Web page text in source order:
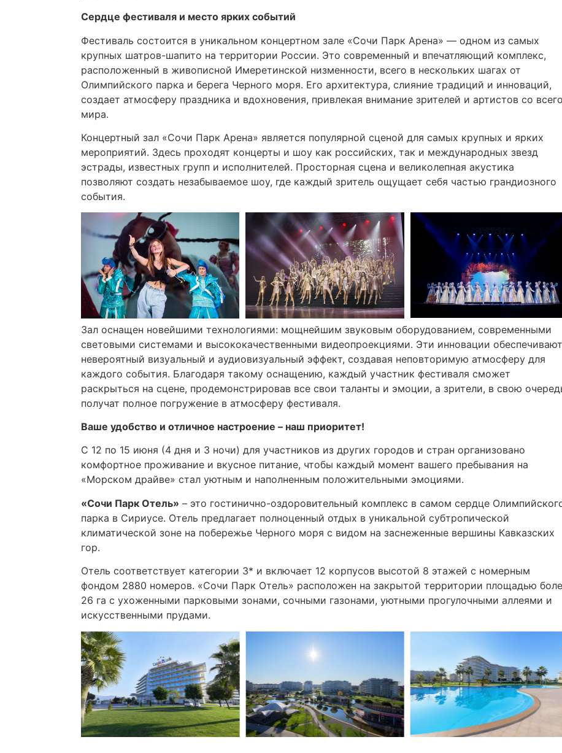
Сердце фестиваля и место ярких событий
Фестиваль состоится в уникальном концертном зале «Сочи Парк Арена» — одном из самых
крупных шатров-шапито на территории России. Это современный и впечатляющий комплекс,
расположенный в живописной Имеретинской низменности, всего в нескольких шагах от
Олимпийского парка и берега Черного моря. Его архитектура, слияние традиций и инноваций,
создает атмосферу праздника и вдохновения, привлекая внимание зрителей и артистов со всего
мира.
Концертный зал «Сочи Парк Арена» является популярной сценой для самых крупных и ярких
мероприятий. Здесь проходят концерты и шоу как российских, так и международных звезд
эстрады, известных групп и исполнителей. Просторная сцена и великолепная акустика
позволяют создать незабываемое шоу, где каждый зритель ощущает себя частью грандиозного
события.
Зал оснащен новейшими технологиями: мощнейшим звуковым оборудованием, современными
световыми системами и высококачественными видеопроекциями. Эти инновации обеспечивают
невероятный визуальный и аудиовизуальный эффект, создавая неповторимую атмосферу для
каждого события. Благодаря такому оснащению, каждый участник фестиваля сможет
раскрыться на сцене, продемонстрировав все свои таланты и эмоции, а зрители, в свою
получат полное погружение в атмосферу фестиваля.
Ваше удобство и отличное настроение – наш приоритет!
С 12 по 15 июня (4 дня и 3 ночи) для участников из других городов и стран организовано
комфортное проживание и вкусное питание, чтобы каждый момент вашего пребывания на
«Морском драйве» стал уютным и наполненным положительными эмоциями.
«Сочи Парк Отель» – это гостинично-оздоровительный комплекс в самом сердце
парка в Сириусе. Отель предлагает полноценный отдых в уникальной субтропической
климатической зоне на побережье Черного моря с видом на заснеженные вершины Кавказских
гор.
Отель соответствует категории 3* и включает 12 корпусов высотой 8 этажей с номерным
фондом 2880 номеров. «Сочи Парк Отель» расположен на закрытой территории площадью
26 га с ухоженными парковыми зонами, сочными газонами, уютными прогулочными аллеями и
искусственными прудами.